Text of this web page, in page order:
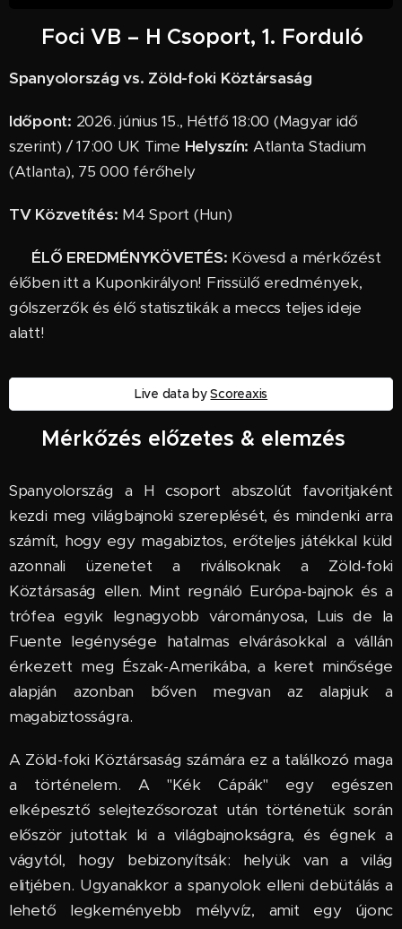
⚽ Foci VB – H Csoport, 1. Forduló
Spanyolország vs. Zöld-foki Köztársaság
Időpont: 2026. június 15., Hétfő 18:00 (Magyar idő
szerint) / 17:00 UK Time Helyszín: Atlanta Stadium
(Atlanta), 75 000 férőhely
TV Közvetítés: M4 Sport (Hun)
ÉLŐ EREDMÉNYKÖVETÉS: Kövesd a mérkőzést
élőben itt a Kuponkirályon! Frissülő eredmények,
gólszerzők és élő statisztikák a meccs teljes ideje
alatt!
Live data byScoreaxis
📝 Mérkőzés előzetes & elemzés
Spanyolország a H csoport abszolút favoritjaként
kezdi meg világbajnoki szereplését, és mindenki arra
számít, hogy egy magabiztos, erőteljes játékkal küld
azonnali üzenetet a riválisoknak a Zöld-foki
Köztársaság ellen. Mint regnáló Európa-bajnok és a
trófea egyik legnagyobb várományosa, Luis de la
Fuente legénysége hatalmas elvárásokkal a vállán
érkezett meg Észak-Amerikába, a keret minősége
alapján azonban bőven megvan az alapjuk a
magabiztosságra.
A Zöld-foki Köztársaság számára ez a találkozó maga
a történelem. A "Kék Cápák" egy egészen
elképesztő selejtezősorozat után történetük során
először jutottak ki a világbajnokságra, és égnek a
vágytól, hogy bebizonyítsák: helyük van a világ
elitjében. Ugyanakkor a spanyolok elleni debütálás a
lehető legkeményebb mélyvíz, amit egy újonc